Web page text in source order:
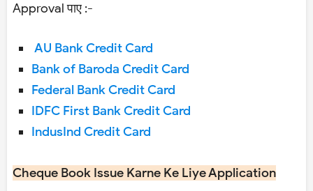
Approval पाए :-
AU Bank Credit Card
Bank of Baroda Credit Card
Federal Bank Credit Card
IDFC First Bank Credit Card
IndusInd Credit Card
Cheque Book Issue Karne Ke Liye Application